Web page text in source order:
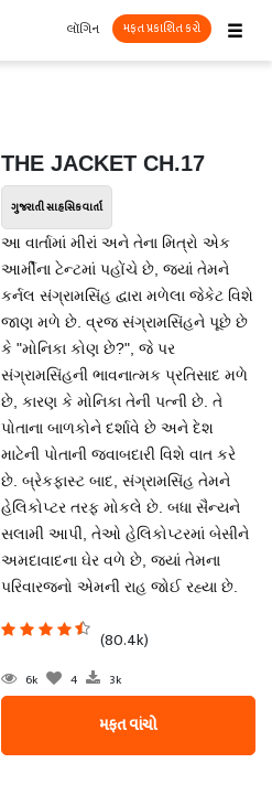
☰
લૉગિન મફત પ્રકાશિત કરો
THE JACKET CH.17
ગુજરાતી સાહસિક વાર્તા
આ વાર્તામાં મીરાં અને તેના મિત્રો એક
આર્મીના ટેન્ટમાં પહોંચે છે, જ્યાં તેમને
કર્નલ સંગ્રામસિંહ દ્વારા મળેલા જેકેટ વિશે
જાણ મળે છે. વ્રજ સંગ્રામસિંહને પૂછે છે
કે "મોનિકા કોણ છે?", જે પર
સંગ્રામસિંહની ભાવનાત્મક પ્રતિસાદ મળે
છે, કારણ કે મોનિકા તેની પત્ની છે. તે
પોતાના બાળકોને દર્શાવે છે અને દેશ
માટેની પોતાની જવાબદારી વિશે વાત કરે
છે. બ્રેકફાસ્ટ બાદ, સંગ્રામસિંહ તેમને
હેલિકોપ્ટર તરફ મોકલે છે. બધા સૈન્યને
સલામી આપી, તેઓ હેલિકોપ્ટરમાં બેસીને
અમદાવાદના ઘેર વળે છે, જ્યાં તેમના
પરિવારજનો એમની રાહ જોઈ રહ્યા છે.
(80.4k)
6k 4 3k
મફત વાંચો